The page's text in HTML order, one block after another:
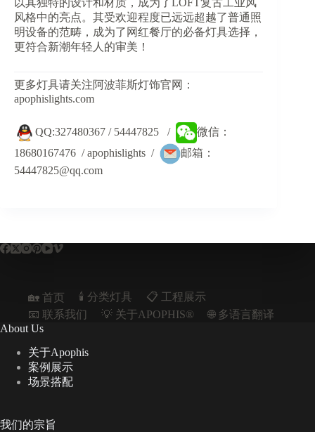
以其独特的设计和材质，成为了LOFT复古工业风
风格中的亮点。其受欢迎程度已远远超越了普通照
明设备的范畴，成为了网红餐厅的必备灯具选择，
更符合新潮年轻人的审美！
更多灯具请关注阿波菲斯灯饰官网：
apophislights.com
QQ:327480367 / 54447825 /
微信：
18680167476 / apophislights /
邮箱：
54447825@qq.com
🏡 首页 🕯️ 分类灯具
📋︎ 工程展示
📧 联系我们
💡 关于APOPHIS®
🌐 多语言翻译
About Us
关于Apophis
案例展示
场景搭配
我们的宗旨